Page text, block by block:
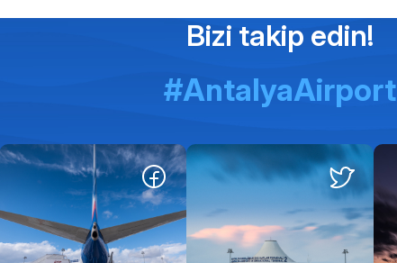
Bizi takip edin!
#AntalyaAirport